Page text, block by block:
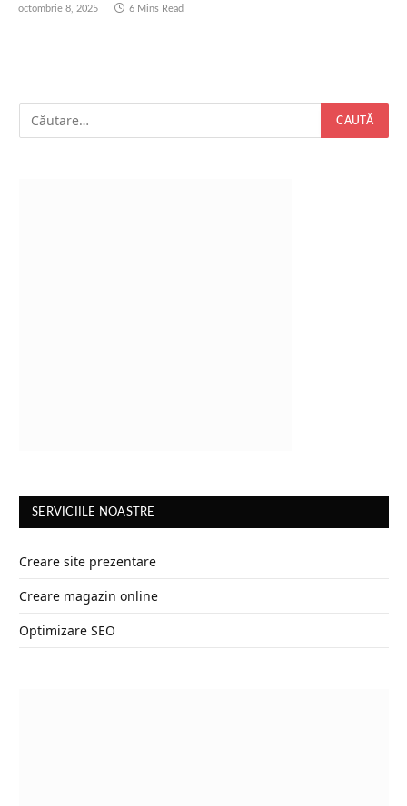
octombrie 8, 2025 6 Mins Read
SERVICIILE NOASTRE
Creare site prezentare
Creare magazin online
Optimizare SEO